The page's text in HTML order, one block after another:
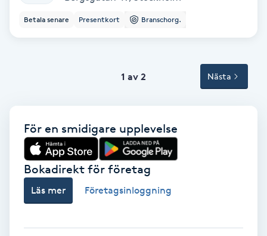
Vaccination
Vaxning brasiliansk
Veterinär
Vibrationsmassage
Vinyasa Yoga
Betala senare Presentkort Branschorg.
1 av 2 Nästa
För en smidigare upplevelse
Bokadirekt för företag
Läs mer Företagsinloggning